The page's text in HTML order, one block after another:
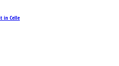
in Celle